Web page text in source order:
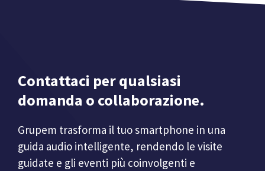
Contattaci per qualsiasi
domanda o collaborazione.
Grupem trasforma il tuo smartphone in una
guida audio intelligente, rendendo le visite
guidate e gli eventi più coinvolgenti e